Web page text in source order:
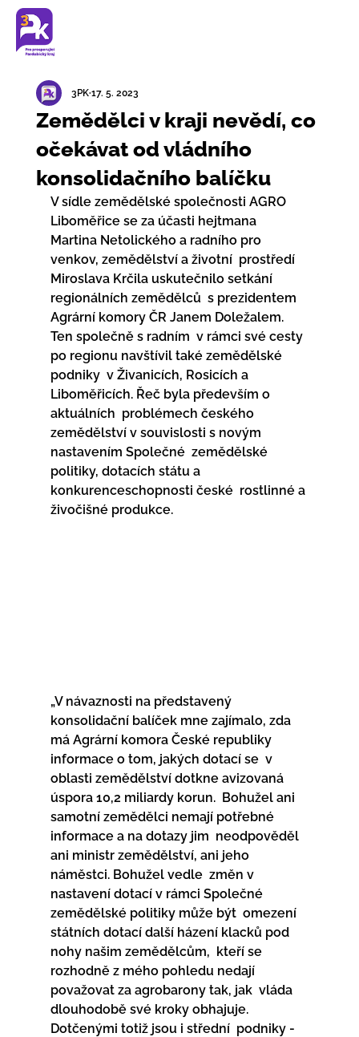
Zemědělci v kraji nevědí, co
očekávat od vládního
konsolidačního balíčku
3PK 17. 5. 2023
V sídle zemědělské společnosti AGRO
Liboměřice se za účasti hejtmana
Martina Netolického a radního pro
venkov, zemědělství a životní  prostředí
Miroslava Krčila uskutečnilo setkání
regionálních zemědělců  s prezidentem
Agrární komory ČR Janem Doležalem.
Ten společně s radním  v rámci své cesty
po regionu navštívil také zemědělské
podniky  v Živanicích, Rosicích a
Liboměřicích. Řeč byla především o
aktuálních  problémech českého
zemědělství v souvislosti s novým
nastavením Společné  zemědělské
politiky, dotacích státu a
konkurenceschopnosti české  rostlinné a
živočišné produkce.
„V návaznosti na představený
konsolidační balíček mne zajímalo, zda
má Agrární komora České republiky
informace o tom, jakých dotací se  v
oblasti zemědělství dotkne avizovaná
úspora 10,2 miliardy korun.  Bohužel ani
samotní zemědělci nemají potřebné
informace a na dotazy jim  neodpověděl
ani ministr zemědělství, ani jeho
náměstci. Bohužel vedle  změn v
nastavení dotací v rámci Společné
zemědělské politiky může být  omezení
státních dotací další házení klacků pod
nohy našim zemědělcům,  kteří se
rozhodně z mého pohledu nedají
považovat za agrobarony tak, jak  vláda
dlouhodobě své kroky obhajuje.
Dotčenými totiž jsou i střední  podniky -